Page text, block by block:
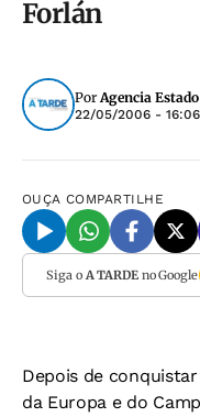
Forlán
PorAgencia Estado
22/05/2006 -
OUÇA COMPARTILHE
Siga o A TARDEno Google
Depois de
da Europa e do